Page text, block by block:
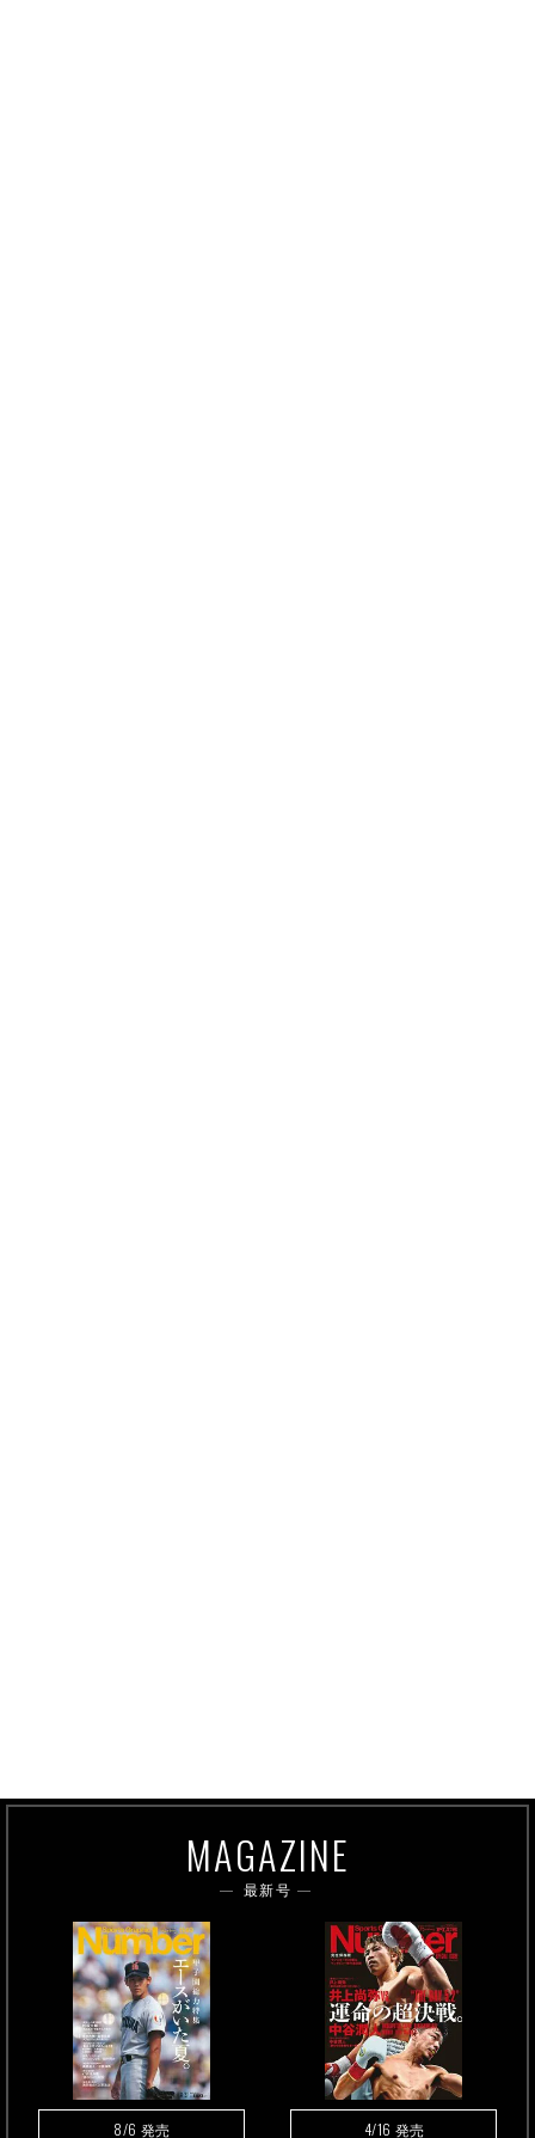
MAGAZINE
最新号
8/6 発売 4/16 発売